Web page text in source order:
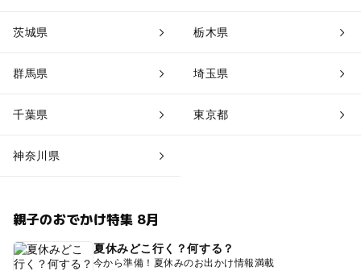
茨城県 栃木県
群馬県 埼玉県
千葉県 東京都
神奈川県
親子のおでかけ特集 8月
夏休みどこ行く？何する？
今から準備！夏休みのお出かけ情報満載